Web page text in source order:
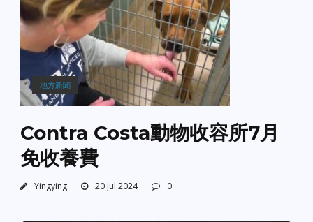
地方新聞
Contra Costa動物收容所7月
免收養費
Yingying 20 Jul 2024 0